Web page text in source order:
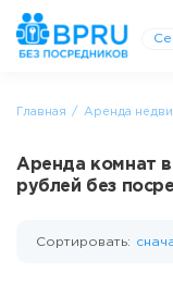
Главная Аренда
Аренда комнат
рублей без
Сортировать: